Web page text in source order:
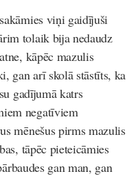
viņi gaidījuši
tolaik bija nedaudz
kāpēc mazulis
gan arī skolā stāstīts, ka
gadījumā katrs
negatīviem
mēnešus pirms mazulis
tāpēc pieteicāmies
gan man, gan